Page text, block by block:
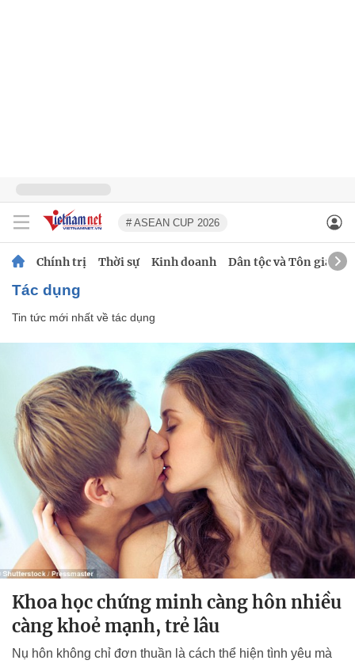
# ASEAN CUP 2026
Chính trị Thời sự Kinh doanh Dân tộc và Tôn giáo
tác dụng
Tin tức mới nhất về tác dụng
Khoa học chứng minh càng hôn nhiều
càng khoẻ mạnh, trẻ lâu
Nụ hôn không chỉ đơn thuần là cách thể hiện tình yêu mà